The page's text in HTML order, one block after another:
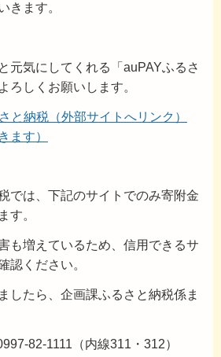
きます。
元気にしてくれる「auPAYふるさ
ろしくお願いします。
と納税（外部サイトへリンク）
ます）
では、下記のサイトでのみ寄附金
す。
も増えているため、信用できるサ
認ください。
したら、企画課ふるさと納税係ま
82-1111（内線311・312）